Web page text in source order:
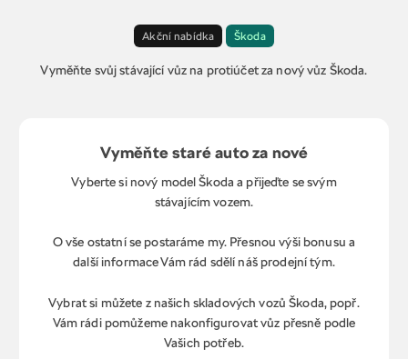
Akční nabídka Škoda
Vyměňte svůj stávající vůz na protiúčet za nový vůz Škoda.
Vyměňte staré auto za nové
Vyberte si nový model Škoda a přijeďte se svým
stávajícím vozem.
O vše ostatní se postaráme my. Přesnou výši bonusu a
další informace Vám rád sdělí náš prodejní tým.
Vybrat si můžete z našich skladových vozů Škoda, popř.
Vám rádi pomůžeme nakonfigurovat vůz přesně podle
Vašich potřeb.